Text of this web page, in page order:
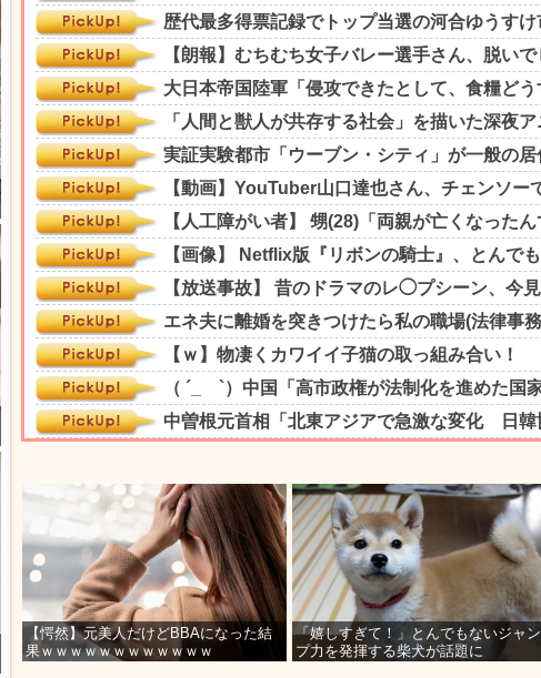
【愕然】元美人だけどBBAになった結
果ｗｗｗｗｗｗｗｗｗｗｗｗ
「嬉しすぎて！」とんでもないジャン
プ力を発揮する柴犬が話題に